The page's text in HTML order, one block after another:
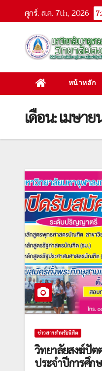
ศุกร์. ส.ค. 7th, 2026
หน้าหลัก
เดือน: เมษาย
ข่าวสารสำหรับนิสิต
วิทยาลัยสงฆ์ปัต
ประจำปีการศึก